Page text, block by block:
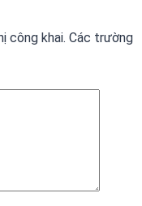
công khai. Các trường